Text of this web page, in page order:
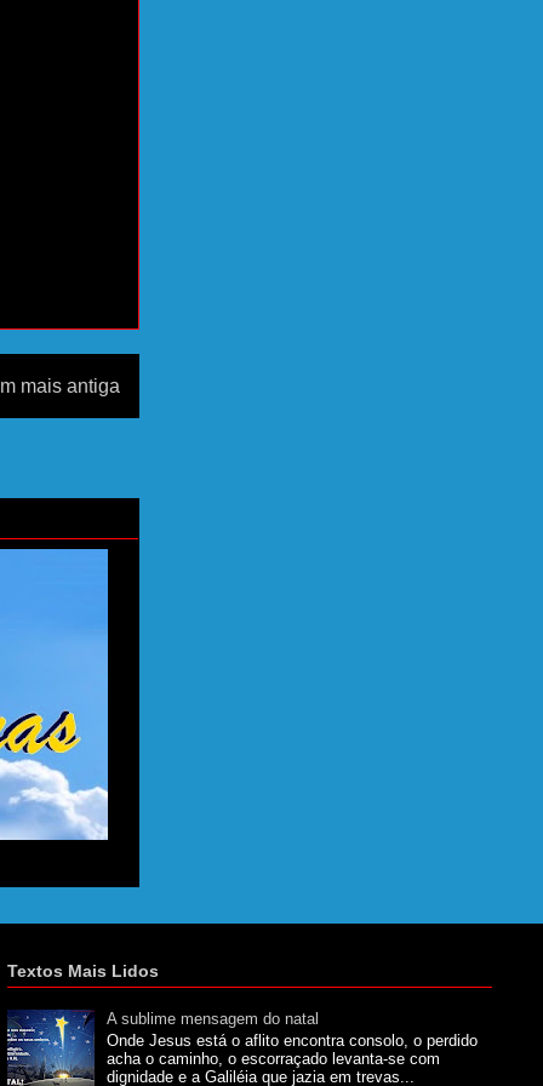
mais antiga
Textos Mais Lidos
A sublime mensagem do natal
Onde Jesus está o aflito encontra consolo, o perdido
acha o caminho, o escorraçado levanta-se com
dignidade e a Galiléia que jazia em trevas...